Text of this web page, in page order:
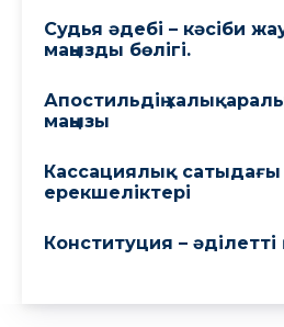
Судья әдебі – кәсіби
маңызды бөлігі.
Апостильдің
маңызы
Кассациялық сатыдағы
ерекшеліктері
Конституция – әділетті